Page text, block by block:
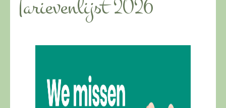
Tarievenlijst 2026